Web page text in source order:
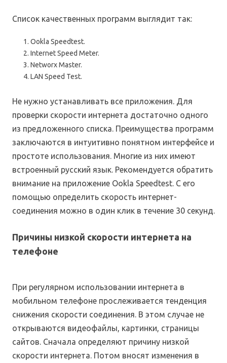
Список качественных программ выглядит так:
Ookla Speedtest.
Internet Speed Meter.
Networx Master.
LAN Speed Test.
Не нужно устанавливать все приложения. Для
проверки скорости интернета достаточно одного
из предложенного списка. Преимущества программ
заключаются в интуитивно понятном интерфейсе и
простоте использования. Многие из них имеют
встроенный русский язык. Рекомендуется обратить
внимание на приложение Ookla Speedtest. С его
помощью определить скорость интернет-
соединения можно в один клик в течение 30 секунд.
Причины низкой скорости интернета на
телефоне
При регулярном использовании интернета в
мобильном телефоне прослеживается тенденция
снижения скорости соединения. В этом случае не
открываются видеофайлы, картинки, страницы
сайтов. Сначала определяют причину низкой
скорости интернета. Потом вносят изменения в